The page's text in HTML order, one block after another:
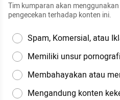
Tim kumparan akan
pengecekan terhadap konten ini.
Spam, Komersial, atau
Memiliki unsur pornografi
Membahayakan atau
Mengandung konten